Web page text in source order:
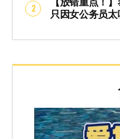
只因女公务员